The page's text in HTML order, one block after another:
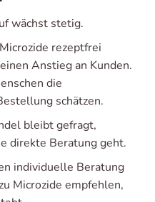
wächst stetig.
rezeptfrei
Anstieg an Kunden.
die
schätzen.
bleibt gefragt,
direkte Beratung geht.
individuelle Beratung
Microzide empfehlen,